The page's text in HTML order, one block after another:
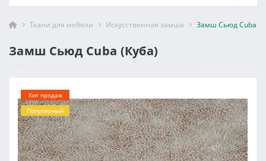
Ткани для мебели Искусственная замша Замш Сьюд Cuba
Замш Сьюд Cuba (Куба)
Хит продаж
Популярный